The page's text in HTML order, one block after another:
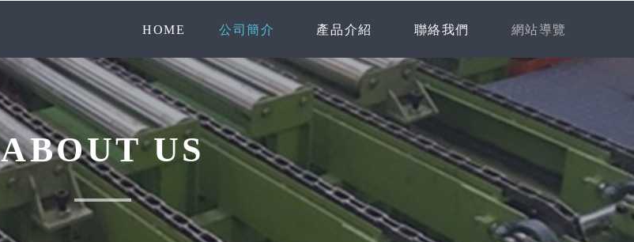
HOME 公司簡介 產品介紹 聯絡我們 網站導覽
ABOUT US